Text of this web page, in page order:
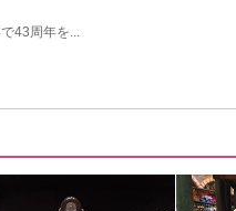
43周年を...